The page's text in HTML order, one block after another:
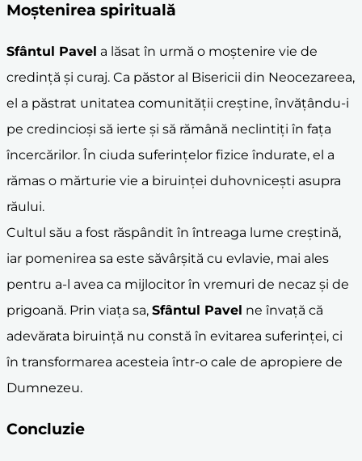
Moștenirea spirituală
Sfântul Pavel a lăsat în urmă o moștenire vie de
credință și curaj. Ca păstor al Bisericii din Neocezareea,
el a păstrat unitatea comunității creștine, învățându-i
pe credincioși să ierte și să rămână neclintiți în fața
încercărilor. În ciuda suferințelor fizice îndurate, el a
rămas o mărturie vie a biruinței duhovnicești asupra
răului.
Cultul său a fost răspândit în întreaga lume creștină,
iar pomenirea sa este săvârșită cu evlavie, mai ales
pentru a-l avea ca mijlocitor în vremuri de necaz și de
prigoană. Prin viața sa, Sfântul Pavel ne învață că
adevărata biruință nu constă în evitarea suferinței, ci
în transformarea acesteia într-o cale de apropiere de
Dumnezeu.
Concluzie